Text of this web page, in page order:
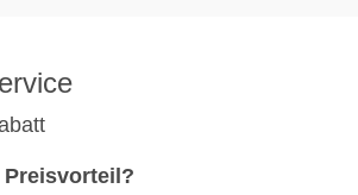
Preisvorteil?